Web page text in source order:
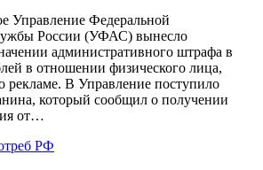
Управление Федеральной
России (УФАС) вынесло
административного штрафа в
в отношении физического лица,
рекламе. В Управление поступило
который сообщил о получении
от…
РФ